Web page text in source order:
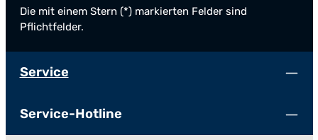
Die mit einem Stern (*) markierten Felder sind
Pflichtfelder.
Service
Service-Hotline